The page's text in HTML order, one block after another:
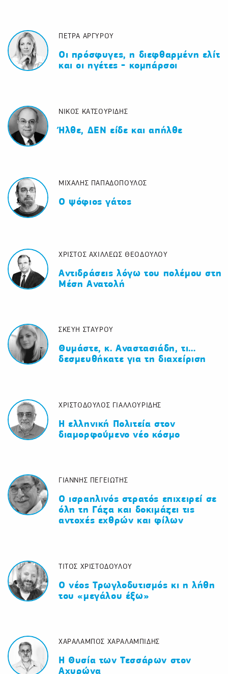
ΠΕΤΡΑ ΑΡΓΥΡΟΥ
Οι πρόσφυγες, η διεφθαρμένη ελίτ
και οι ηγέτες - κομπάρσοι
ΝΙΚΟΣ ΚΑΤΣΟΥΡΙΔΗΣ
Ήλθε, ΔΕΝ είδε και απήλθε
ΜΙΧΑΛΗΣ ΠΑΠΑΔΟΠΟΥΛΟΣ
Ο ψόφιος γάτος
ΧΡΙΣΤΟΣ ΑΧΙΛΛΕΩΣ ΘΕΟΔΟΥΛΟΥ
Αντιδράσεις λόγω του πολέμου στη
Μέση Ανατολή
ΣΚΕΥΗ ΣΤΑΥΡΟΥ
Θυμάστε, κ. Αναστασιάδη, τι…
δεσμευθήκατε για τη διαχείριση
ΧΡΙΣΤΟΔΟΥΛΟΣ ΓΙΑΛΛΟΥΡΙΔΗΣ
Η ελληνική Πολιτεία στον
διαμορφούμενο νέο κόσμο
ΓΙΑΝΝΗΣ ΠΕΓΕΙΩΤΗΣ
Ο ισραηλινός στρατός επιχειρεί σε
όλη τη Γάζα και δοκιμάζει τις
αντοχές εχθρών και φίλων
ΤΙΤΟΣ ΧΡΙΣΤΟΔΟΥΛΟΥ
Ο νέος Τρωγλοδυτισμός κι η λήθη
του «μεγάλου έξω»
ΧΑΡΑΛΑΜΠΟΣ ΧΑΡΑΛΑΜΠΙΔΗΣ
Η Θυσία των Τεσσάρων στον
Αχυρώνα